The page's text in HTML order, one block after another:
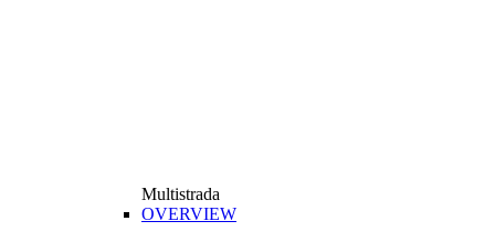
Multistrada
OVERVIEW